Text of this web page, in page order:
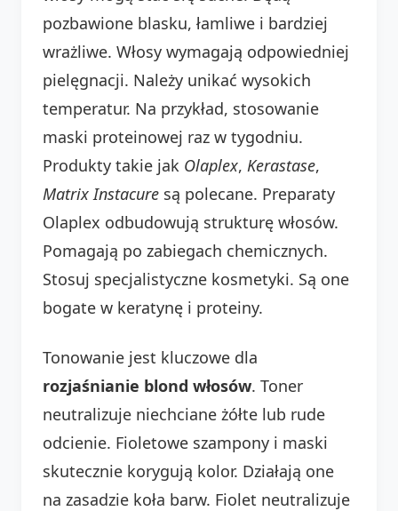
pozbawione blasku, łamliwe i bardziej
wrażliwe. Włosy wymagają odpowiedniej
pielęgnacji. Należy unikać wysokich
temperatur. Na przykład, stosowanie
maski proteinowej raz w tygodniu.
Produkty takie jak Olaplex, Kerastase,
Matrix Instacure są polecane. Preparaty
Olaplex odbudowują strukturę włosów.
Pomagają po zabiegach chemicznych.
Stosuj specjalistyczne kosmetyki. Są one
bogate w keratynę i proteiny.
Tonowanie jest kluczowe dla
rozjaśnianie blond włosów. Toner
neutralizuje niechciane żółte lub rude
odcienie. Fioletowe szampony i maski
skutecznie korygują kolor. Działają one
na zasadzie koła barw. Fiolet neutralizuje